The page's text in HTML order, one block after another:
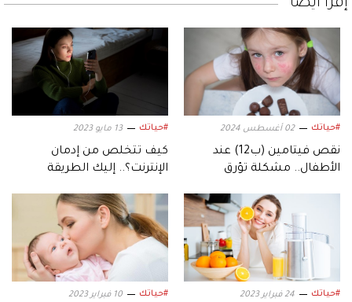
إقرأ أيضاً
#حياتك 02 أغسطس 2024
نقص فيتامين (ب12) عند
الأطفال.. مشكلة تؤرق
#حياتك 13 مايو 2023
كيف تتخلص من إدمان
الإنترنت؟.. إليك الطريقة
#حياتك 24 فبراير 2023 #حياتك 10 فبراير 2023